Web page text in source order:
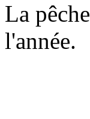
La
l'année.